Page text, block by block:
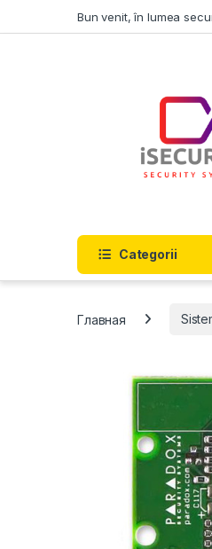
Bun venit, în lumea
Categorii
Главная